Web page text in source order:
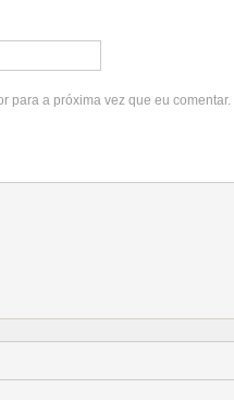
para a próxima vez que eu comentar.